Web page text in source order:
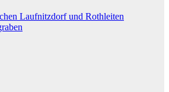
Laufnitzdorf und Rothleiten